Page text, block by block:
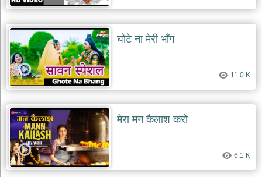
घोटे ना मेरी भाँग
11.0 K
मेरा मन कैलाश करो
6.1 K